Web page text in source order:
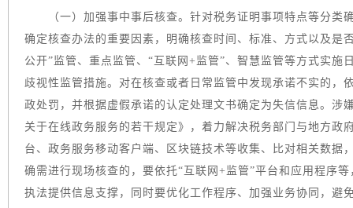
（一）加强事中事后核查。针对税务证明事项特点等分类
确定核查办法的重要因素，明确核查时间、标准、方式以及是
公开”监管、重点监管、“互联网+监管”、智慧监管等方式实
歧视性监管措施。对在核查或者日常监管中发现承诺不实的，
政处罚，并根据虚假承诺的认定处理文书确定为失信信息。涉
关于在线政务服务的若干规定》，着力解决税务部门与地方政
台、政务服务移动客户端、区块链技术等收集、比对相关数据
确需进行现场核查的，要依托“互联网+监管”平台和应用程序
执法提供信息支撑，同时要优化工作程序、加强业务协同，避